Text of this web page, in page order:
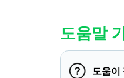
도움말
도움이